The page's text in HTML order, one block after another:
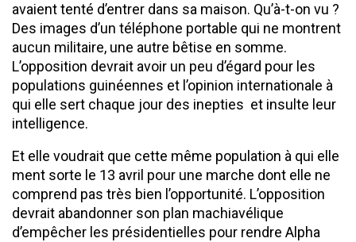
avaient tenté d’entrer dans sa maison. Qu’à-t-on vu ?
Des images d’un téléphone portable qui ne montrent
aucun militaire, une autre bêtise en somme.
L’opposition devrait avoir un peu d’égard pour les
populations guinéennes et l’opinion internationale à
qui elle sert chaque jour des inepties et insulte leur
intelligence.
Et elle voudrait que cette même population à qui elle
ment sorte le 13 avril pour une marche dont elle ne
comprend pas très bien l’opportunité. L’opposition
devrait abandonner son plan machiavélique
d’empêcher les présidentielles pour rendre Alpha